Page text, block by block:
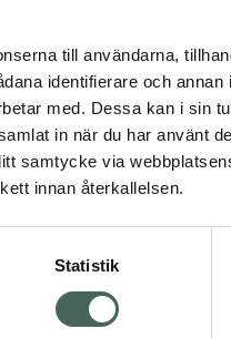
till användarna,
identifierare och annan
med. Dessa kan i sin
in när du har använt
samtycke via
innan återkallelsen.
Statistik
erbjudanden
Om